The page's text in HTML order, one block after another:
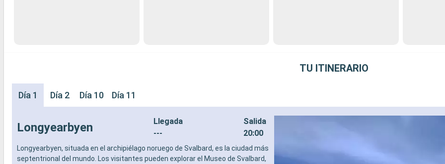
TU ITINERARIO
Día 1 Día 2 Día 10 Día 11
Longyearbyen
Llegada
---
Salida
20:00
Longyearbyen, situada en el archipiélago noruego de Svalbard, es la ciudad más
septentrional del mundo. Los visitantes pueden explorar el Museo de Svalbard,